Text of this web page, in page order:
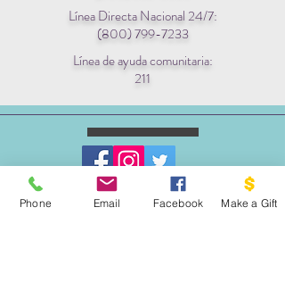
Línea Directa Nacional 24/7:
(800) 799-7233
Línea de ayuda comunitaria:
211
Phone Email Facebook Make a Gift